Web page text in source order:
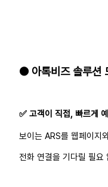
● 아톡비즈 솔루션
✅ 고객이 직접, 빠르게
보이는 ARS를 웹페이지
전화 연결을 기다릴 필요